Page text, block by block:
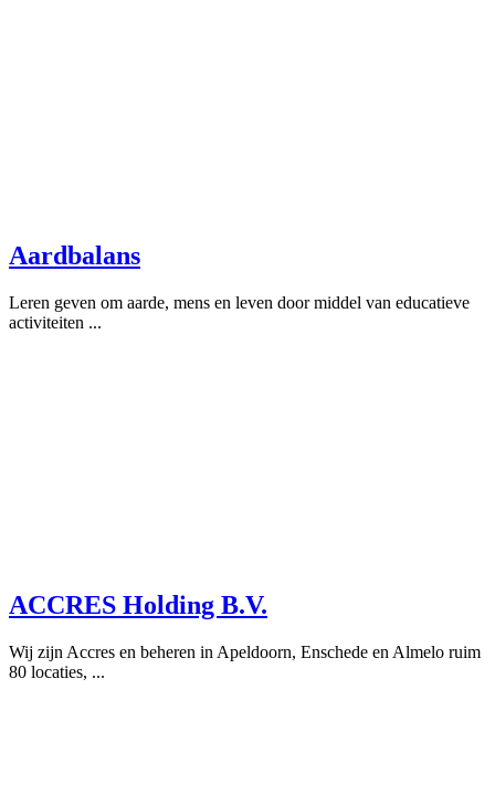
Aardbalans
Leren geven om aarde, mens en leven door middel van educatieve
activiteiten ...
ACCRES Holding B.V.
Wij zijn Accres en beheren in Apeldoorn, Enschede en Almelo ruim
80 locaties, ...